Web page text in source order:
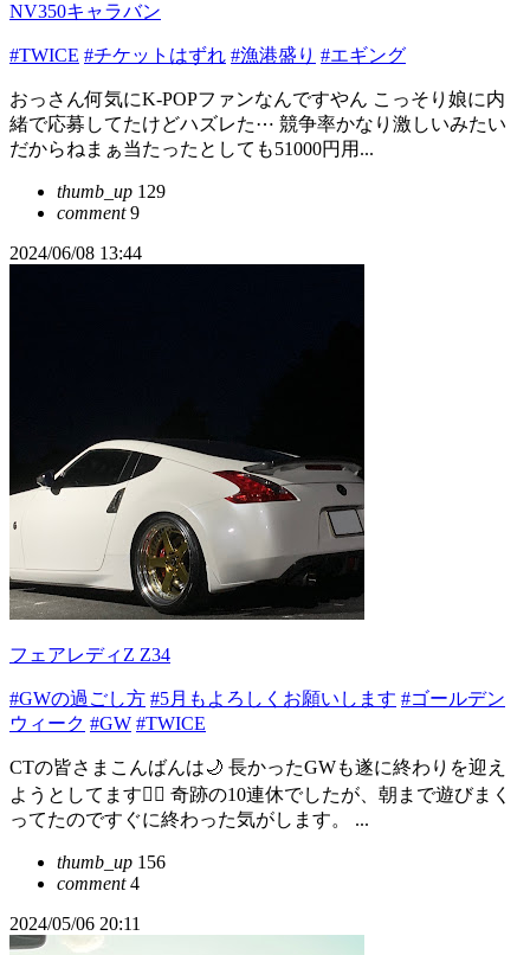
NV350キャラバン
#TWICE #チケットはずれ #漁港盛り #エギング
おっさん何気にK-POPファンなんですやん こっそり娘に内
緒で応募してたけどハズレた⋯ 競争率かなり激しいみたい
だからねまぁ当たったとしても51000円用...
thumb_up 129
comment9
2024/06/08 13:44
フェアレディZ Z34
#GWの過ごし方 #5月もよろしくお願いします #ゴールデン
ウィーク #GW #TWICE
CTの皆さまこんばんは🌙 長かったGWも遂に終わりを迎え
ようとしてます😵‍💫 奇跡の10連休でしたが、朝まで遊びまく
ってたのですぐに終わった気がします。 ...
thumb_up 156
comment4
2024/05/06 20:11